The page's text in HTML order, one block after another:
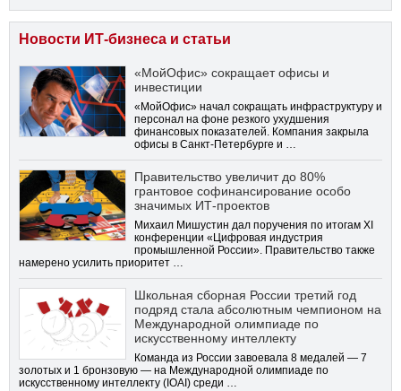
Новости ИТ-бизнеса и статьи
«МойОфис» сокращает офисы и
инвестиции
«МойОфис» начал сокращать инфраструктуру и
персонал на фоне резкого ухудшения
финансовых показателей. Компания закрыла
офисы в Санкт-Петербурге и …
Правительство увеличит до 80%
грантовое софинансирование особо
значимых ИТ-проектов
Михаил Мишустин дал поручения по итогам XI
конференции «Цифровая индустрия
промышленной России». Правительство также
намерено усилить приоритет …
Школьная сборная России третий год
подряд стала абсолютным чемпионом на
Международной олимпиаде по
искусственному интеллекту
Команда из России завоевала 8 медалей — 7
золотых и 1 бронзовую — на Международной олимпиаде по
искусственному интеллекту (IOAI) среди …